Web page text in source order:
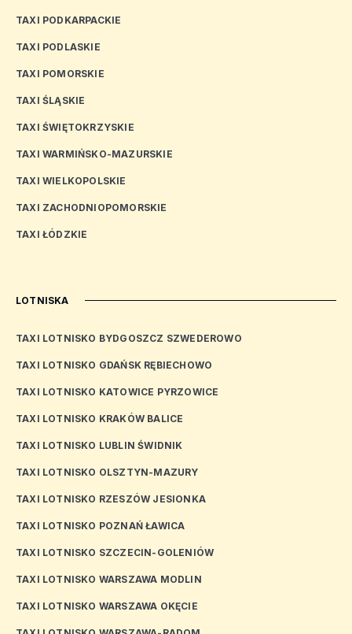
TAXI PODKARPACKIE
TAXI PODLASKIE
TAXI POMORSKIE
TAXI ŚLĄSKIE
TAXI ŚWIĘTOKRZYSKIE
TAXI WARMIŃSKO-MAZURSKIE
TAXI WIELKOPOLSKIE
TAXI ZACHODNIOPOMORSKIE
TAXI ŁÓDZKIE
LOTNISKA
TAXI LOTNISKO BYDGOSZCZ SZWEDEROWO
TAXI LOTNISKO GDAŃSK RĘBIECHOWO
TAXI LOTNISKO KATOWICE PYRZOWICE
TAXI LOTNISKO KRAKÓW BALICE
TAXI LOTNISKO LUBLIN ŚWIDNIK
TAXI LOTNISKO OLSZTYN-MAZURY
TAXI LOTNISKO RZESZÓW JESIONKA
TAXI LOTNISKO POZNAŃ ŁAWICA
TAXI LOTNISKO SZCZECIN-GOLENIÓW
TAXI LOTNISKO WARSZAWA MODLIN
TAXI LOTNISKO WARSZAWA OKĘCIE